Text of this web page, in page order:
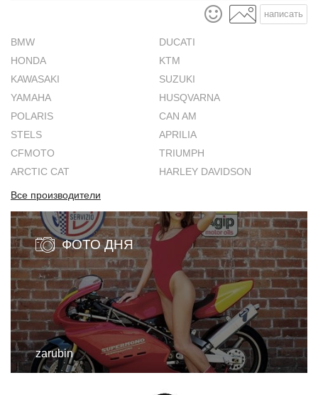
написать
BMW
DUCATI
HONDA
KTM
KAWASAKI
SUZUKI
YAMAHA
HUSQVARNA
POLARIS
CAN AM
STELS
APRILIA
CFMOTO
TRIUMPH
ARCTIC CAT
HARLEY DAVIDSON
Все производители
ФОТО ДНЯ
zarubin